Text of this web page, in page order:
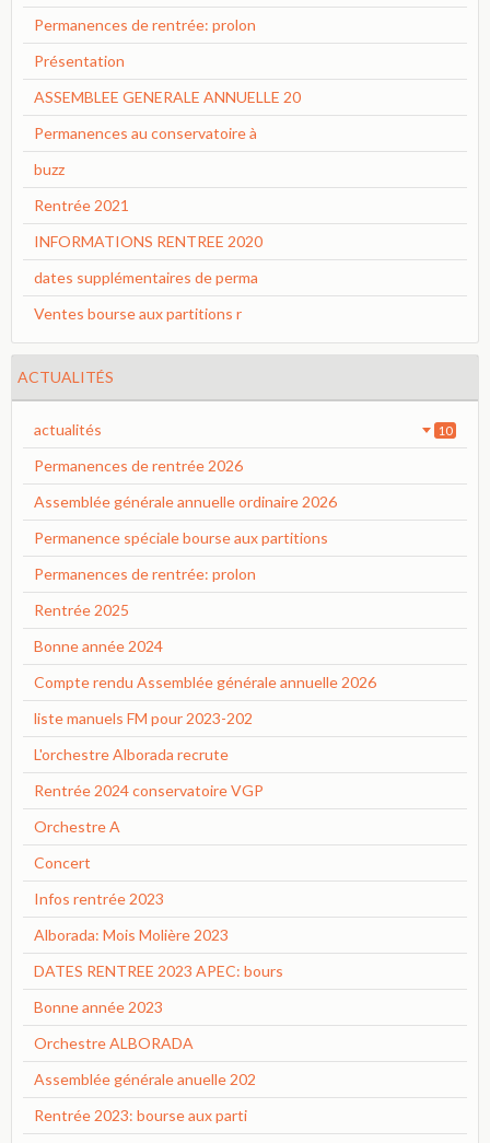
Permanences de rentrée: prolon
Présentation
ASSEMBLEE GENERALE ANNUELLE 20
Permanences au conservatoire à
buzz
Rentrée 2021
INFORMATIONS RENTREE 2020
dates supplémentaires de perma
Ventes bourse aux partitions r
ACTUALITÉS
actualités 10
Permanences de rentrée 2026
Assemblée générale annuelle ordinaire 2026
Permanence spéciale bourse aux partitions
Permanences de rentrée: prolon
Rentrée 2025
Bonne année 2024
Compte rendu Assemblée générale annuelle 2026
liste manuels FM pour 2023-202
L'orchestre Alborada recrute
Rentrée 2024 conservatoire VGP
Orchestre A
Concert
Infos rentrée 2023
Alborada: Mois Molière 2023
DATES RENTREE 2023 APEC: bours
Bonne année 2023
Orchestre ALBORADA
Assemblée générale anuelle 202
Rentrée 2023: bourse aux parti